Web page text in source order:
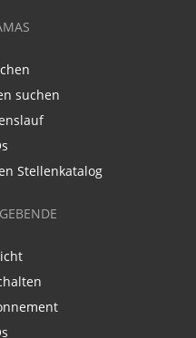
suchen
Stellenkatalog